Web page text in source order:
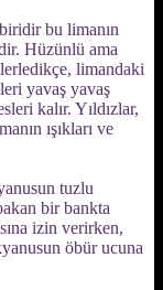
bu limanın
Hüzünlü ama
limandaki
yavaş yavaş
kalır. Yıldızlar,
ışıkları ve
tuzlu
bir bankta
izin verirken,
öbür ucuna